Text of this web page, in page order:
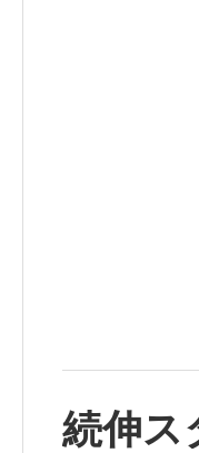
続伸ス